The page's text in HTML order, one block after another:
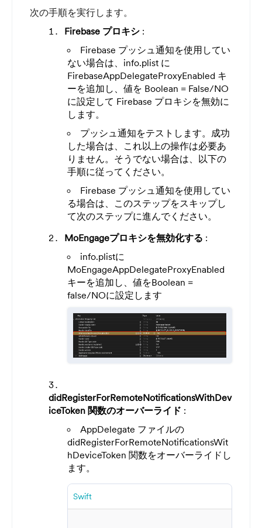
次の手順を実行します。
Firebase プロキシ :
Firebase プッシュ通知を使用してい
ない場合は、info.plist に
FirebaseAppDelegateProxyEnabled キ
ーを追加し、値を Boolean = False/NO
に設定して Firebase プロキシを無効に
します。
プッシュ通知をテストします。成功
した場合は、これ以上の操作は必要あ
りません。そうでない場合は、以下の
手順に従ってください。
Firebase プッシュ通知を使用してい
る場合は、このステップをスキップし
て次のステップに進んでください。
MoEngageプロキシを無効化する :
info.plistに
MoEngageAppDelegateProxyEnabled
キーを追加し、値をBoolean =
false/NOに設定します
didRegisterForRemoteNotificationsWithDev
iceToken 関数のオーバーライド :
AppDelegate ファイルの
didRegisterForRemoteNotificationsWit
hDeviceToken 関数をオーバーライドし
ます。
Swift